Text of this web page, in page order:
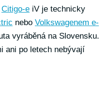
Citigo-e iV je technicky
nebo Volkswagenem e-
vyráběná na Slovensku.
ani po letech nebývají